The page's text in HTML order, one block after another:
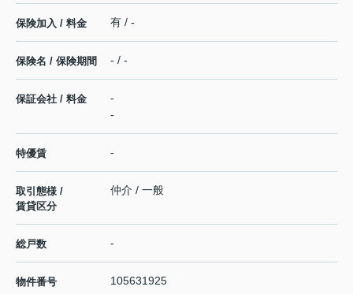
保険加入 / 料金 有 / -
保険名 / 保険期間 - / -
保証会社 / 料金
-
-
特優賃 -
取引態様 /
賃貸区分
仲介 / 一般
総戸数 -
物件番号 105631925